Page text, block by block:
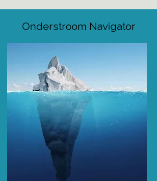
Onderstroom Navigator